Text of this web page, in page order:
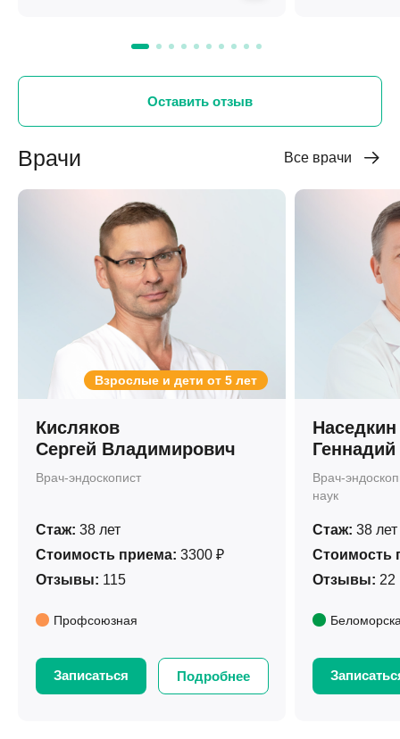
Оставить отзыв
Врачи Все врачи
Взрослые и дети от 5 лет
Кисляков
Сергей Владимирович
Врач-эндоскопист
Стаж: 38 лет
Стоимость приема: 3300 ₽
Отзывы: 115
Профсоюзная
Записаться Подробнее
Наседкин
Врач-
наук
Стаж: 38 лет
Стоимость
Отзывы: 22